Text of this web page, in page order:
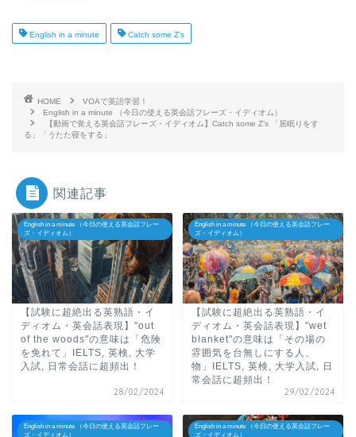
English in a minute Catch some Z's
HOME
VOAで英語学習！
English in a minute （今日の使える英会話フレーズ・イディオム）
【動画で覚える英会話フレーズ・イディオム】Catch some Z’s 「居眠りをす
る」「うたた寝をする」
関連記事
English in a minute （今日の使える英会話フレー
ズ・イディオム）
【試験に超絶出る英熟語・イ
ディオム・英会話表現】"out
of the woods"の意味は「危険
を免れて」IELTS, 英検, 大学
入試, 日常会話に超頻出！
28/02/2024
English in a minute （今日の使える英会話フレー
ズ・イディオム）
【試験に超絶出る英熟語・イ
ディオム・英会話表現】"wet
blanket"の意味は「その場の
雰囲気を台無しにする人、
物」IELTS, 英検, 大学入試, 日
常会話に超頻出！
29/02/2024
English in a minute （今日の使える英会話フレー
ズ・イディオム）
English in a minute （今日の使える英会話フレー
ズ・イディオム）